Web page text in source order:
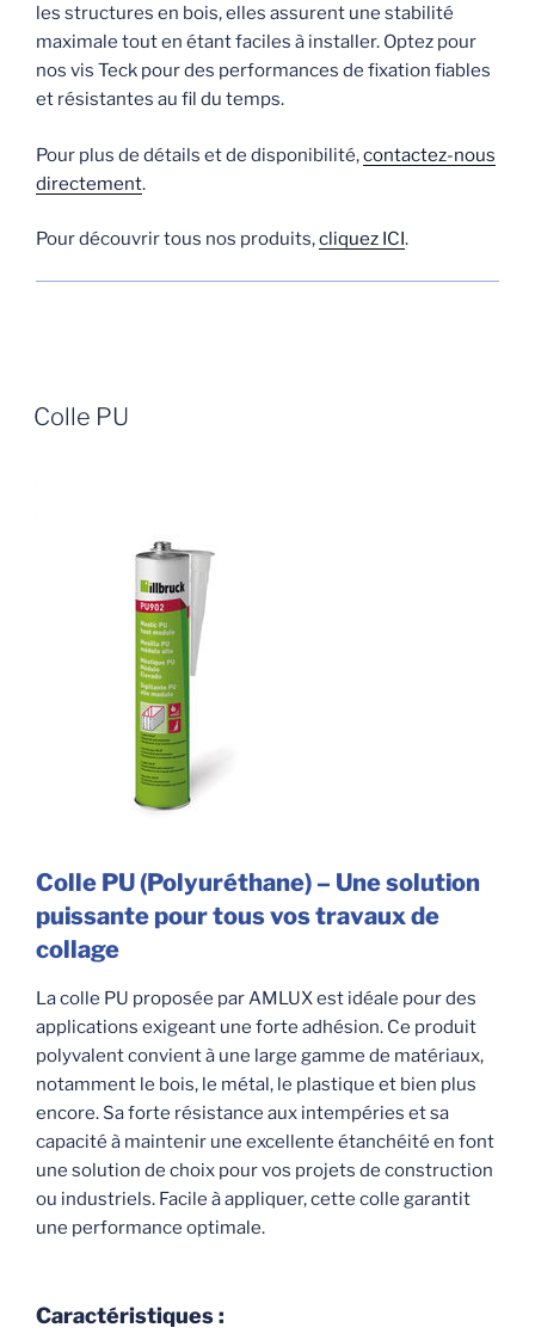
les structures en bois, elles assurent une stabilité
maximale tout en étant faciles à installer. Optez pour
nos vis Teck pour des performances de fixation fiables
et résistantes au fil du temps.
Pour plus de détails et de disponibilité,contactez-nous
directement.
Pour découvrir tous nos produits,cliquez ICI.
Colle PU
Colle PU (Polyuréthane) – Une solution
puissante pour tous vos travaux de
collage
La colle PU proposée par AMLUX est idéale pour des
applications exigeant une forte adhésion. Ce produit
polyvalent convient à une large gamme de matériaux,
notamment le bois, le métal, le plastique et bien plus
encore. Sa forte résistance aux intempéries et sa
capacité à maintenir une excellente étanchéité en font
une solution de choix pour vos projets de construction
ou industriels. Facile à appliquer, cette colle garantit
une performance optimale.
Caractéristiques :